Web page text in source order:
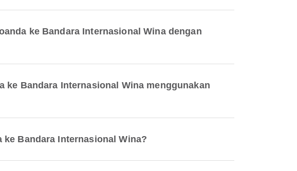
ke Bandara Internasional Wina dengan
ke Bandara Internasional Wina menggunakan
Bandara Internasional Wina?